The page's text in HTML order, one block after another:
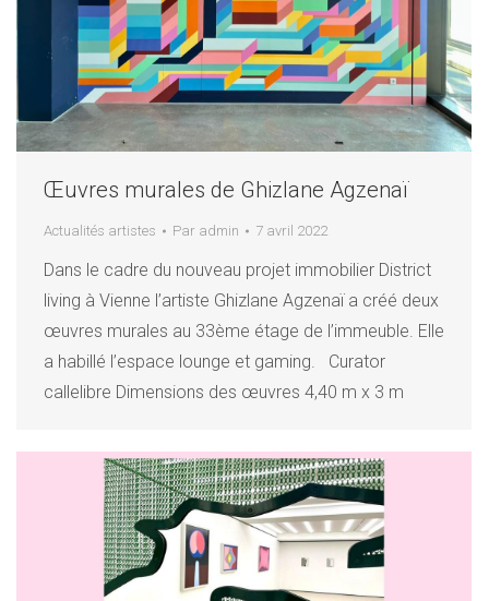
Œuvres murales de Ghizlane Agzenaï
Actualités artistes Par admin 7 avril 2022
Dans le cadre du nouveau projet immobilier District
living à Vienne l’artiste Ghizlane Agzenaï a créé deux
œuvres murales au 33ème étage de l’immeuble. Elle
a habillé l’espace lounge et gaming. Curator
callelibre Dimensions des œuvres 4,40 m x 3 m